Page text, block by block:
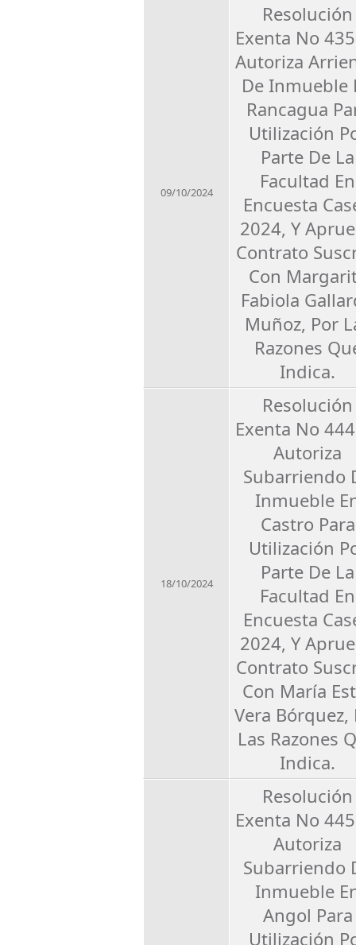
09/10/2024
Resolución
Exenta No
Autoriza
De Inmueble
Rancagua
Utilización
Parte De La
Facultad En
Encuesta
2024, Y
Contrato
Con
Fabiola
Muñoz, Por
Razones
Indica.
18/10/2024
Resolución
Exenta No
Autoriza
Subarriendo
Inmueble
Castro Para
Utilización
Parte De La
Facultad En
Encuesta
2024, Y
Contrato
Con María
Vera Bórquez,
Las Razones
Indica.
Resolución
Exenta No
Autoriza
Subarriendo
Inmueble
Angol Para
Utilización